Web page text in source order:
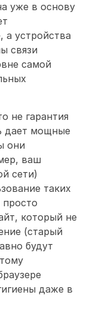
уже в основу
а устройства
связи
самой
не гарантия
дает мощные
они
ваш
сети)
таких
который не
(старый
будут
даже в